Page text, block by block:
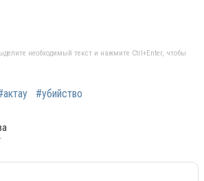
необходимый текст и нажмите Ctrl+Enter, чтобы
#убийство